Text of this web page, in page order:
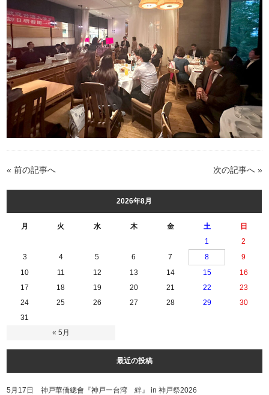
« 前の記事へ 次の記事へ »
2026年8月
月 火 水 木 金 土 日
« 5月
1
2
3
4 5 6 7 8
9
10
11 12 13 14 15
16
17
18 19 20 21 22
23
24
25 26 27 28 29
30
31
最近の投稿
5月17日 神戸華僑總會『神戸ー台湾 絆』 in 神戸祭2026